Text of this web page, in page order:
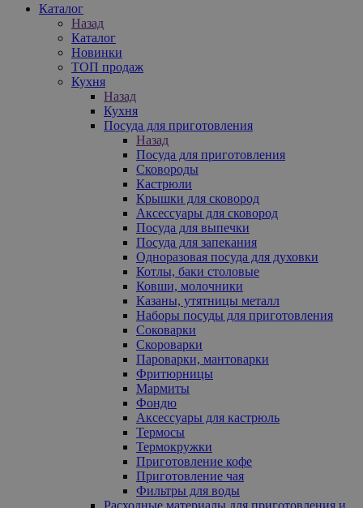
Каталог
Назад
Каталог
Новинки
ТОП продаж
Кухня
Назад
Кухня
Посуда для приготовления
Назад
Посуда для приготовления
Сковороды
Кастрюли
Крышки для сковород
Аксессуары для сковород
Посуда для выпечки
Посуда для запекания
Одноразовая посуда для духовки
Котлы, баки столовые
Ковши, молочники
Казаны, утятницы металл
Наборы посуды для приготовления
Соковарки
Скороварки
Пароварки, мантоварки
Фритюрницы
Мармиты
Фондю
Аксессуары для кастрюль
Термосы
Термокружки
Приготовление кофе
Приготовление чая
Фильтры для воды
Расходные материалы для приготовления и